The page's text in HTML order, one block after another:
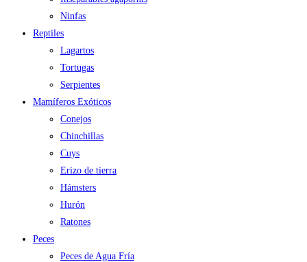
Ninfas
Reptiles
Lagartos
Tortugas
Serpientes
Mamíferos Exóticos
Conejos
Chinchillas
Cuys
Erizo de tierra
Hámsters
Hurón
Ratones
Peces
Peces de Agua Fría